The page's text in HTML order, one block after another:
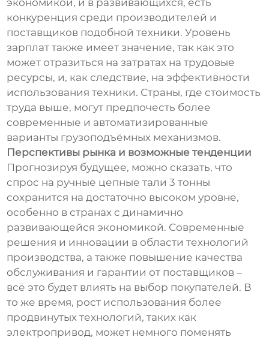
конкуренция среди производителей и
поставщиков подобной техники. Уровень
зарплат также имеет значение, так как это
может отразиться на затратах на трудовые
ресурсы, и, как следствие, на эффективности
использования техники. Страны, где стоимость
труда выше, могут предпочесть более
современные и автоматизированные
варианты грузоподъёмных механизмов.
Перспективы рынка и возможные тенденции
Прогнозируя будущее, можно сказать, что
спрос на ручные цепные тали 3 тонны
сохранится на достаточно высоком уровне,
особенно в странах с динамично
развивающейся экономикой. Современные
решения и инновации в области технологий
производства, а также повышение качества
обслуживания и гарантии от поставщиков –
всё это будет влиять на выбор покупателей. В
то же время, рост использования более
продвинутых технологий, таких как
электропривод, может немного поменять